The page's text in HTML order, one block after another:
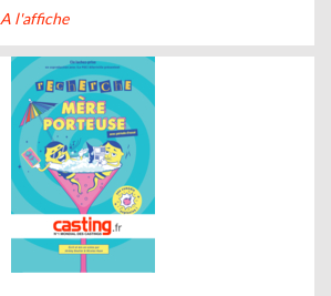
A l'affiche